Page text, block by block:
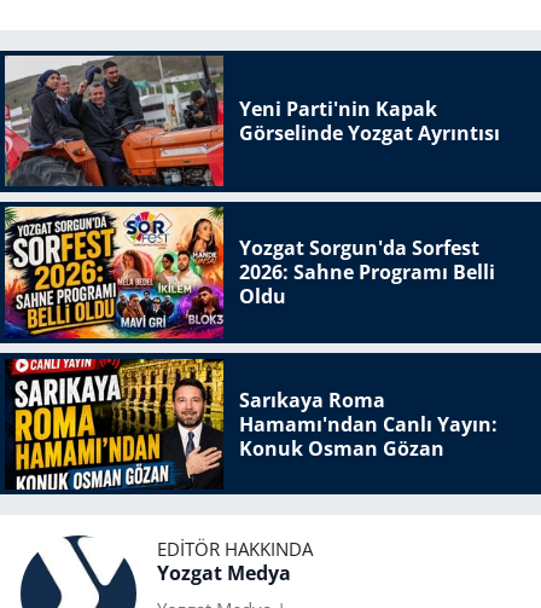
Yeni Parti'nin Kapak
Görselinde Yozgat Ayrıntısı
Yozgat Sorgun'da Sorfest
2026: Sahne Programı Belli
Oldu
Sarıkaya Roma
Hamamı'ndan Canlı Yayın:
Konuk Osman Gözan
EDITÖR HAKKINDA
Yozgat Medya